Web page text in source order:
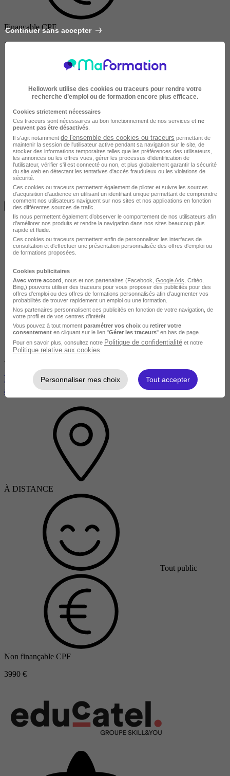
Finançable CPF
1500 €
Avis du centre
Je m'informe gratuitement
Avis du centre
Formation offre duo auxiliaire vétérinaire / soigneur
animalier
À DISTANCE
Tout public
Non finançable CPF
3990 €
Continuer sans accepter
Hellowork utilise des cookies ou traceurs pour rendre votre
recherche d’emploi ou de formation encore plus efficace.
Cookies strictement nécessaires
Ces traceurs sont nécessaires au bon fonctionnement de nos services et ne
peuvent pas être désactivés
Il s'agit notamment de l'ensemble des cookies ou traceurs permettant de
maintenir la session de l'utilisateur active pendant sa navigation sur le site, de
stocker des informations temporaires telles que les préférences des utilisateurs,
les annonces ou les offres vues, gérer les processus d'identification de
l'utilisateur, vérifier s'il est connecté ou non, et plus globalement garantir la sécurité
du site web en détectant les tentatives d'accès frauduleux ou les violations de
sécurité.
Ces cookies ou traceurs permettent également de piloter et suivre les sources
d'acquisition d'audience en utilisant un identifiant unique permettant de comprendre
comment nos utilisateurs naviguent sur nos sites et nos applications en fonction
des différentes sources de trafic.
Ils nous permettent également d’observer le comportement de nos utilisateurs afin
d'améliorer nos produits et rendre la navigation dans nos sites beaucoup plus
rapide et fluide.
Ces cookies ou traceurs permettent enfin de personnaliser les interfaces de
consultation et d'effectuer une présentation personnalisée des offres d'emploi ou
de formations proposées.
Cookies publicitaires
Avec votre accord , nous et nos partenaires (Facebook, Google Ads , Critéo,
Bing,) pouvons utiliser des traceurs pour vous proposer des publicités pour des
offres d’emploi ou des offres de formations personnalisés afin d’augmenter vos
probabilités de trouver rapidement un emploi ou une formation.
Nos partenaires personnalisent ces publicités en fonction de votre navigation, de
votre profil et de vos centres d’intérêt.
Vous pouvez à tout moment paramétrer vos choix ou retirer votre
consentement en cliquant sur le lien "Gérer les traceurs" en bas de page.
Pour en savoir plus, consultez notre Politique de confidentialité et notre
Politique relative aux cookies
Personnaliser mes choix Tout accepter